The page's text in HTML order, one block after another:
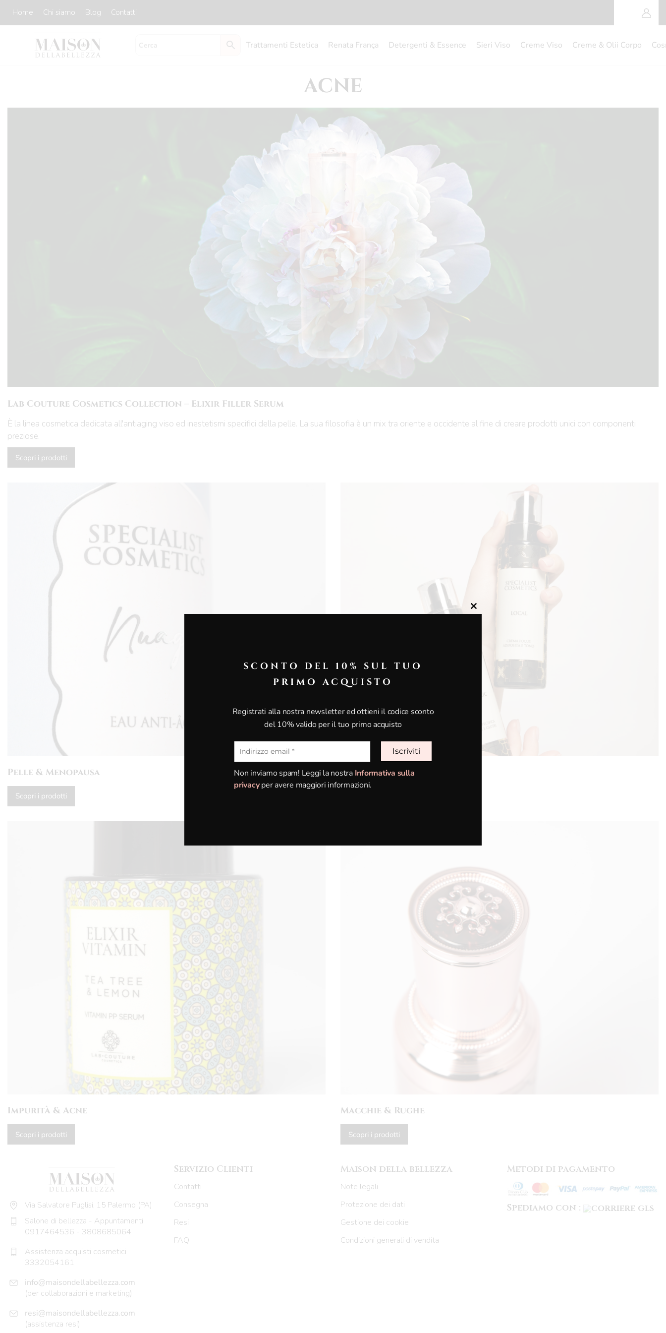
content
Home Chi siamo Blog Contatti
Trattamenti Estetica Renata França Detergenti & Essence Sieri Viso Creme Viso Creme & Olii Corpo
ACNE
Lab Couture Cosmetics Collection – Elixir Filler Serum
È la linea cosmetica dedicata all'antiaging viso ed inestetismi specifici della pelle. La sua filosofia è un mix tra oriente e occidente al fine di creare prodotti unici con componenti
preziose.
Scopri i prodotti
Pelle & Menopausa
Scopri i prodotti
Dimagrimento & Cellulite
Impurità & Acne
Scopri i prodotti
Macchie & Rughe
Scopri i prodotti
Via Salvatore Puglisi, 15 Palermo (PA)
Salone di bellezza - Appuntamenti
0917464536 - 3808685064
Assistenza acquisti cosmetici
3332054161
info@maisondellabellezza.com
(per collaborazioni e marketing)
resi@maisondellabellezza.com
(assistenza resi)
Servizio Clienti
Contatti
Consegna
Resi
FAQ
Maison della bellezza
Note legali
Protezione dei dati
Gestione dei cookie
Condizioni generali di vendita
Metodi di pagamento
Spediamo con :
Close
SCONTO DEL 10% SUL TUO
PRIMO ACQUISTO
Registrati alla nostra newsletter ed ottieni il codice sconto
del 10% valido per il tuo primo acquisto
Non inviamo spam! Leggi la nostra Informativa sulla
privacyper avere maggiori informazioni.